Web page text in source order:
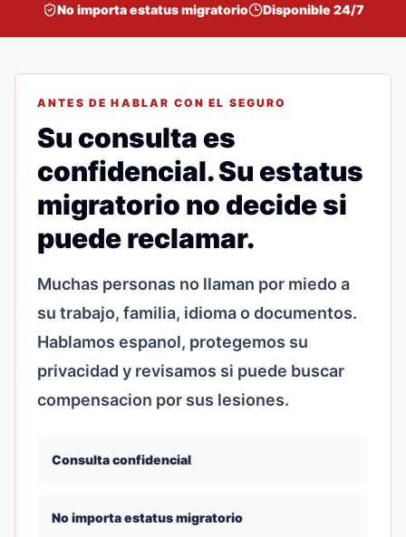
No importa estatus migratorio
Disponible 24/7
ANTES DE HABLAR CON EL SEGURO
Su consulta es
confidencial. Su estatus
migratorio no decide si
puede reclamar.
Muchas personas no llaman por miedo a
su trabajo, familia, idioma o documentos.
Hablamos espanol, protegemos su
privacidad y revisamos si puede buscar
compensacion por sus lesiones.
Consulta confidencial
No importa estatus migratorio